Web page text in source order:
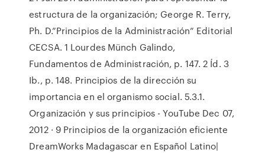
estructura de la organización; George R. Terry,
Ph. D.”Principios de la Administración” Editorial
CECSA. 1 Lourdes Münch Galindo,
Fundamentos de Administración, p. 147. 2 Íd. 3
Ib., p. 148. Principios de la dirección su
importancia en el organismo social. 5.3.1.
Organización y sus principios - YouTube Dec 07,
2012 · 9 Principios de la organización eficiente
DreamWorks Madagascar en Español Latino|